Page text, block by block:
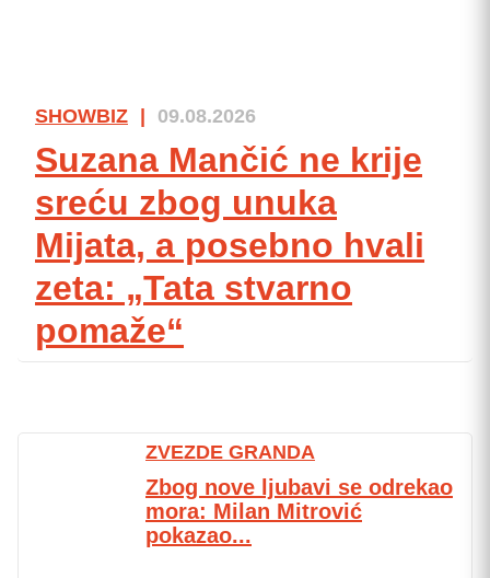
SHOWBIZ | 09.08.2026
Suzana Mančić ne krije
sreću zbog unuka
Mijata, a posebno hvali
zeta: „Tata stvarno
pomaže“
ZVEZDE GRANDA
Zbog nove ljubavi se odrekao
mora: Milan Mitrović
pokazao...